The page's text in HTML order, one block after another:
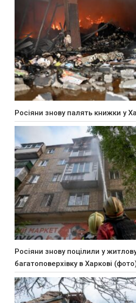
Росіяни знову палять книжки у
Росіяни знову поцілили у
багатоповерхівку в Харкові